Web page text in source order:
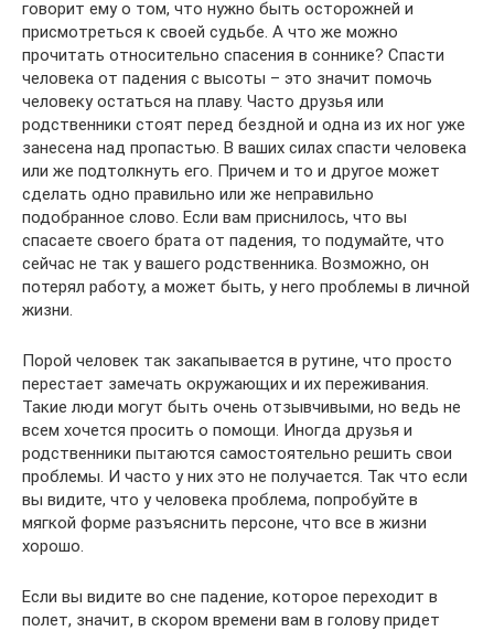
говорит ему о том, что нужно быть осторожней и
присмотреться к своей судьбе. А что же можно
прочитать относительно спасения в соннике? Спасти
человека от падения с высоты – это значит помочь
человеку остаться на плаву. Часто друзья или
родственники стоят перед бездной и одна из их ног уже
занесена над пропастью. В ваших силах спасти человека
или же подтолкнуть его. Причем и то и другое может
сделать одно правильно или же неправильно
подобранное слово. Если вам приснилось, что вы
спасаете своего брата от падения, то подумайте, что
сейчас не так у вашего родственника. Возможно, он
потерял работу, а может быть, у него проблемы в личной
жизни.
Порой человек так закапывается в рутине, что просто
перестает замечать окружающих и их переживания.
Такие люди могут быть очень отзывчивыми, но ведь не
всем хочется просить о помощи. Иногда друзья и
родственники пытаются самостоятельно решить свои
проблемы. И часто у них это не получается. Так что если
вы видите, что у человека проблема, попробуйте в
мягкой форме разъяснить персоне, что все в жизни
хорошо.
Если вы видите во сне падение, которое переходит в
полет, значит, в скором времени вам в голову придет